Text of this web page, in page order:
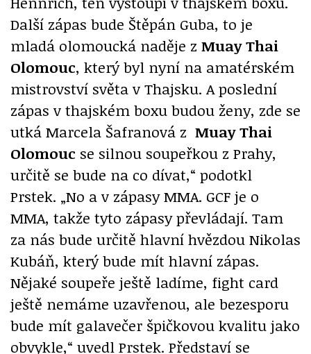
Další zápas bude Štěpán Guba, to je
mladá olomoucká naděje z Muay Thai
Olomouc, který byl nyní na amatérském
mistrovství světa v Thajsku. A poslední
zápas v thajském boxu budou ženy, zde se
utká Marcela Šafranová z Muay Thai
Olomouc se silnou soupeřkou z Prahy,
určitě se bude na co dívat,“ podotkl
Prstek. „No a v zápasy MMA. GCF je o
MMA, takže tyto zápasy převládají. Tam
za nás bude určitě hlavní hvězdou Nikolas
Kubáň, který bude mít hlavní zápas.
Nějaké soupeře ještě ladíme, fight card
ještě nemáme uzavřenou, ale bezesporu
bude mít galavečer špičkovou kvalitu jako
obvykle,“ uvedl Prstek. Představí se